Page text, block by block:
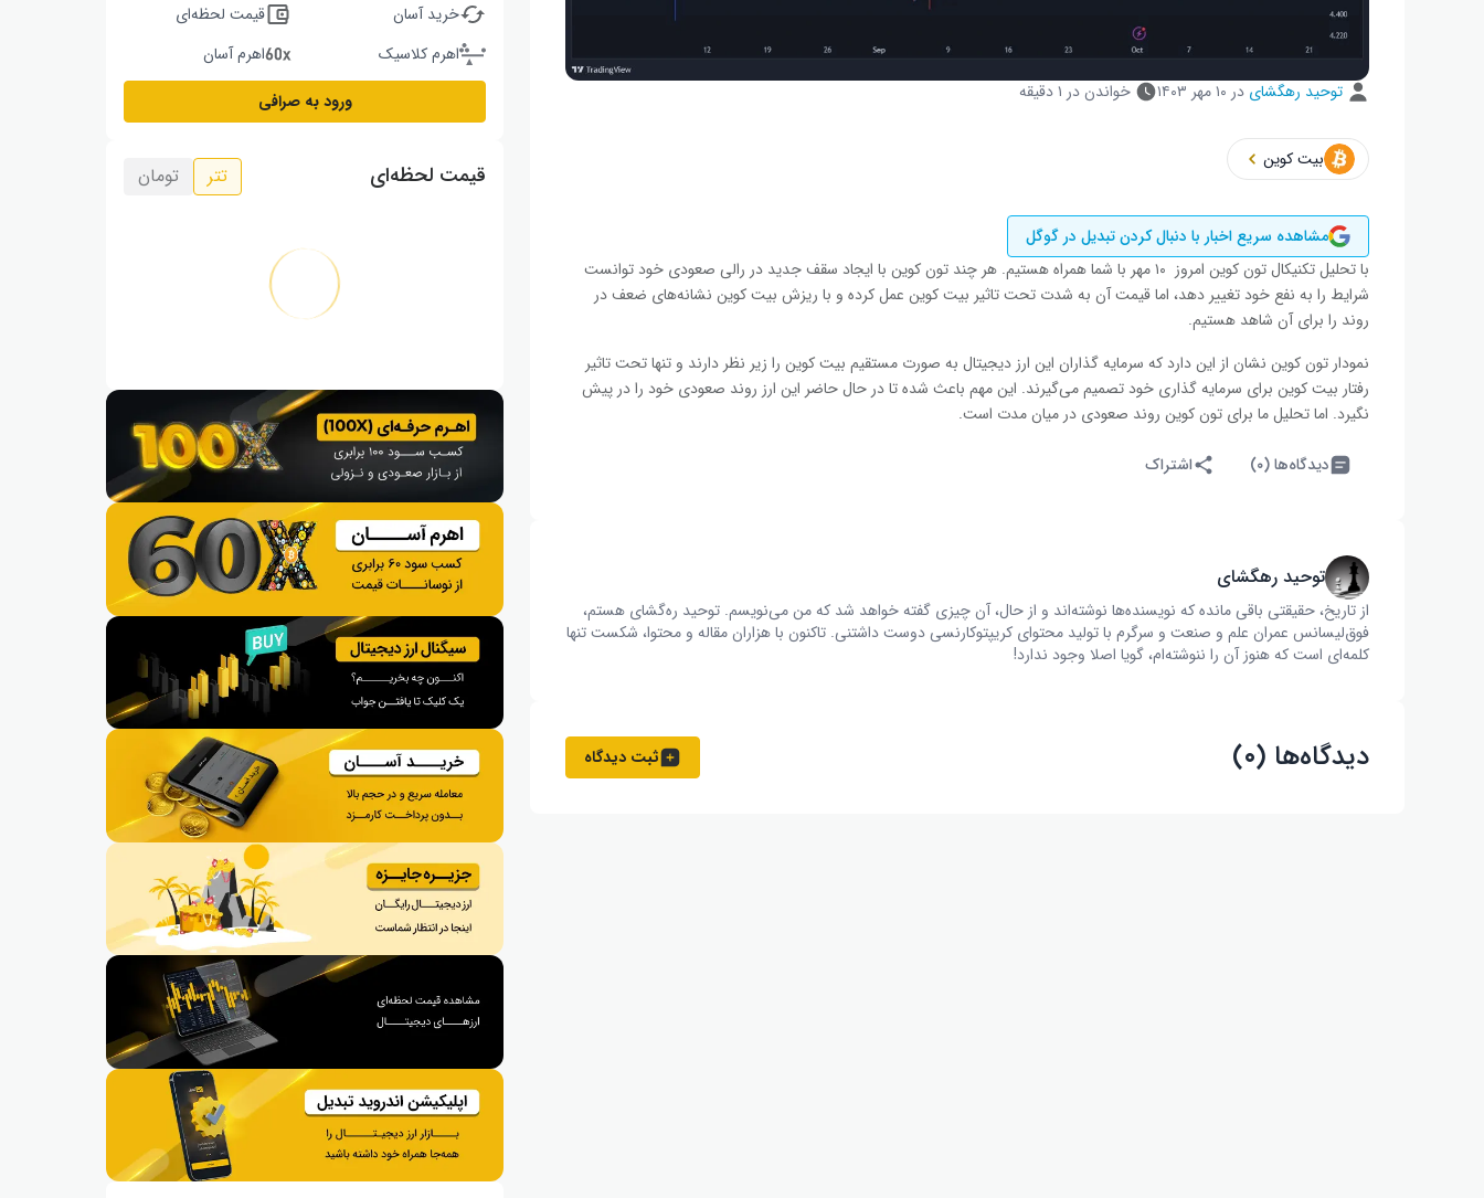
توحید رهگشای در ۱۰ مهر ۱۴۰۳ خواندن در ۱ دقیقه
بیت کوین
مشاهده سریع اخبار با دنبال کردن تبدیل در گوگل
با تحلیل تکنیکال تون کوین امروز ۱۰ مهر با شما همراه هستیم. هر چند تون کوین با ایجاد سقف جدید در رالی صعودی خود توانست
شرایط را به نفع خود تغییر دهد، اما قیمت آن به شدت تحت تاثیر بیت کوین عمل کرده و با ریزش بیت کوین نشانه‌های ضعف در
روند را برای آن شاهد هستیم.
نمودار تون کوین نشان از این دارد که سرمایه گذاران این ارز دیجیتال به صورت مستقیم بیت کوین را زیر نظر دارند و تنها تحت تاثیر
رفتار بیت کوین برای سرمایه گذاری خود تصمیم می‌گیرند. این مهم باعث شده تا در حال حاضر این ارز روند صعودی خود را در پیش
نگیرد. اما تحلیل ما برای تون کوین روند صعودی در میان مدت است.
دیدگاه‌ها (۰) اشتراک
توحید رهگشای
از تاریخ، حقیقتی باقی مانده که نویسنده‌ها نوشته‌اند و از حال، آن چیزی گفته خواهد شد که من می‌نویسم. توحید ره‌گشای هستم،
فوق‌لیسانس عمران علم و صنعت و سرگرم با تولید محتوای کریپتوکارنسی دوست داشتنی. تاکنون با هزاران مقاله و محتوا، شکست تنها
کلمه‌ای است که هنوز آن را ننوشته‌ام، گویا اصلا وجود ندارد!
دیدگاه‌ها (۰) ثبت دیدگاه
خرید آسان
قیمت لحظه‌ای
اهرم کلاسیک
اهرم آسان
ورود به صرافی
قیمت لحظه‌ای تتر تومان